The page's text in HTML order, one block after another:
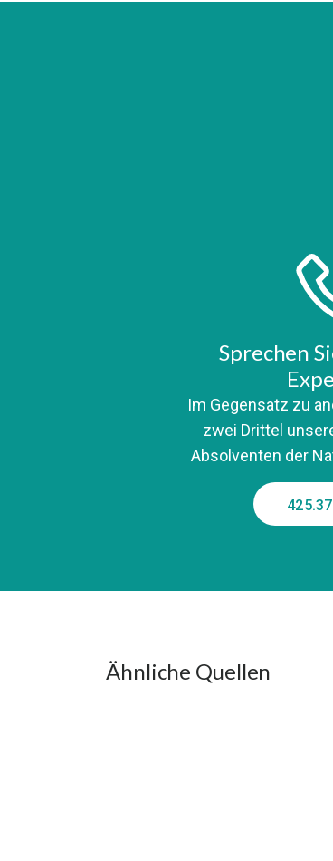
Sprechen
Im Gegensatz zu
zwei Drittel
Absolventen der
Ähnliche Quellen